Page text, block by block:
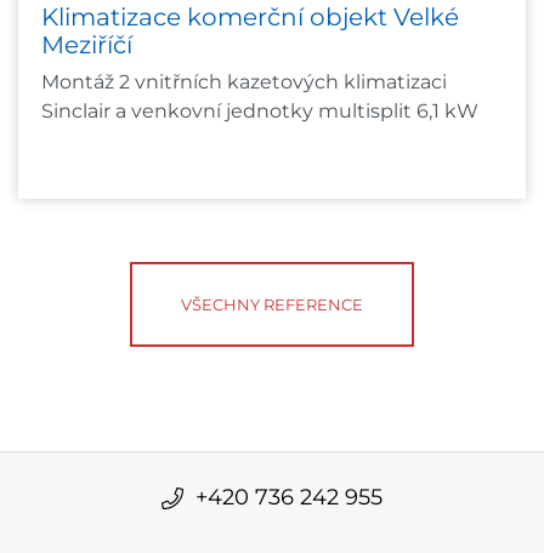
Klimatizace komerční objekt Velké
Meziříčí
Montáž 2 vnitřních kazetových klimatizaci
Sinclair a venkovní jednotky multisplit 6,1 kW
VŠECHNY REFERENCE
+420 736 242 955